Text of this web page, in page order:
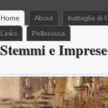
Home About battaglia di
Links
Pellerossa
Stemmi e Imprese